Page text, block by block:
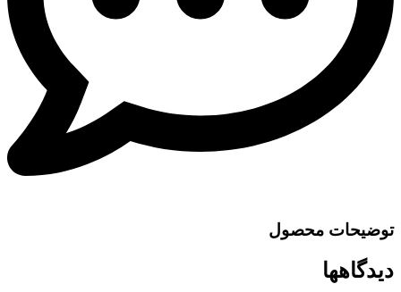
توضیحات محصول
دیدگاهها